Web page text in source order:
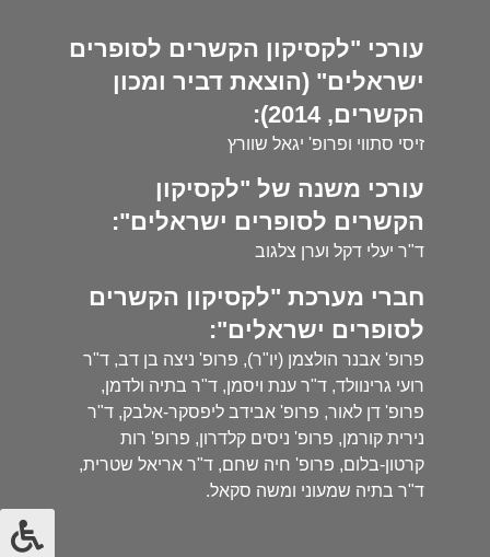
עורכי "לקסיקון הקשרים לסופרים
ישראלים" (הוצאת דביר ומכון
הקשרים, 2014):
זיסי סתווי ופרופ' יגאל שוורץ
עורכי משנה של "לקסיקון
הקשרים לסופרים ישראלים":
ד"ר יעלי דקל וערן צלגוב
חברי מערכת "לקסיקון הקשרים
לסופרים ישראלים":
פרופ' אבנר הולצמן (יו"ר), פרופ' ניצה בן דב, ד"ר
רועי גרינוולד, ד"ר ענת ויסמן, ד"ר בתיה ולדמן,
פרופ' דן לאור, פרופ' אבידב ליפסקר-אלבק, ד"ר
נירית קורמן, פרופ' ניסים קלדרון, פרופ' רות
קרטון-בלום, פרופ' חיה שחם, ד"ר אריאל שטרית,
ד"ר בתיה שמעוני ומשה סקאל.